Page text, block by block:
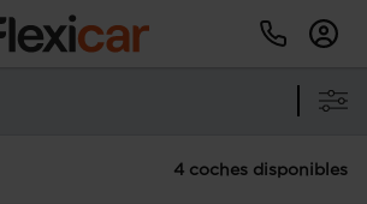
4 coches disponibles